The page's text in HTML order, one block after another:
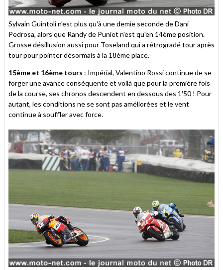
Sylvain Guintoli n'est plus qu'à une demie seconde de Dani
Pedrosa, alors que Randy de Puniet n'est qu'en 14ème position.
Grosse désillusion aussi pour Toseland qui a rétrogradé tour après
tour pour pointer désormais à la 18ème place.
15ème et 16ème tours : Impérial, Valentino Rossi continue de se
forger une avance conséquente et voilà que pour la première fois
de la course, ses chronos descendent en dessous des 1'50 ! Pour
autant, les conditions ne se sont pas améliorées et le vent
continue à souffler avec force.